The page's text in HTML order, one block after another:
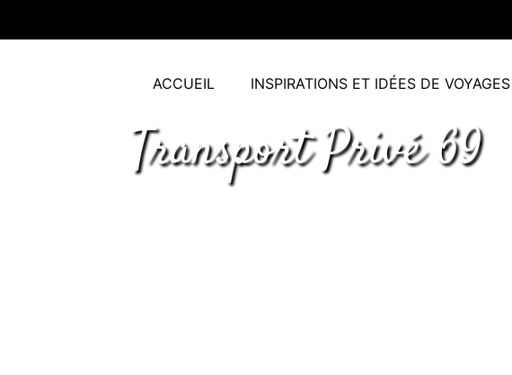
ACCUEIL INSPIRATIONS ET IDÉES DE VOYAGES
Transport Privé 69